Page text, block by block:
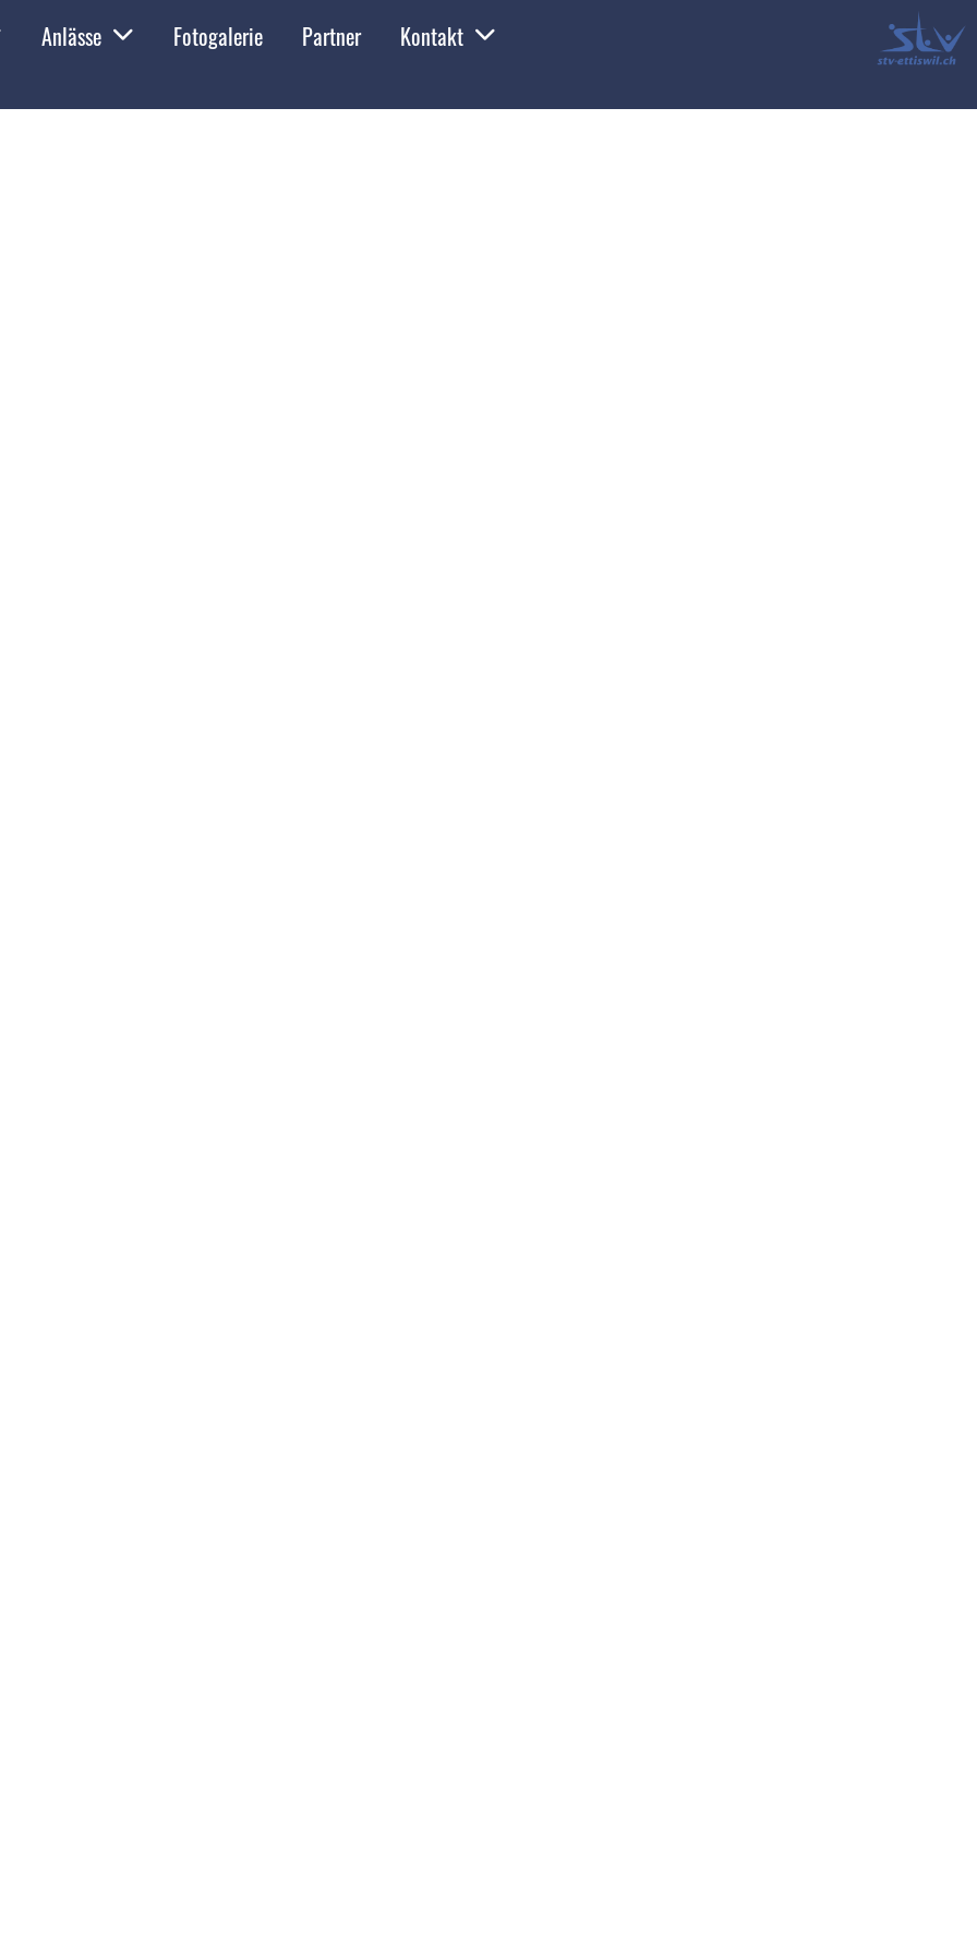
Anlässe Fotogalerie Partner Kontakt